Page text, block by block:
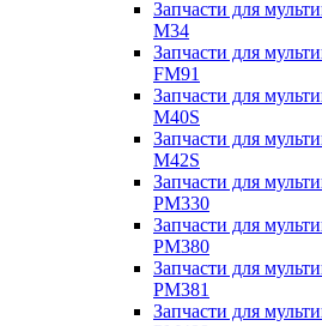
Запчасти для
M34
Запчасти для
FM91
Запчасти для
M40S
Запчасти для
M42S
Запчасти для
PM330
Запчасти для
PM380
Запчасти для
PM381
Запчасти для